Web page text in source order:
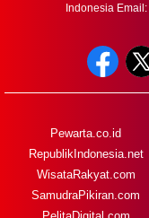
Indonesia Email:
Pewarta.co.id
RepublikIndonesia.net
WisataRakyat.com
SamudraPikiran.com